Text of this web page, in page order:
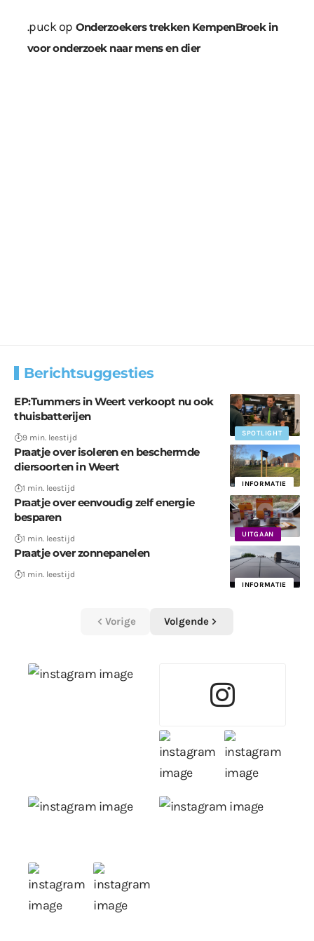
.puckop Onderzoekers trekken KempenBroek in
voor onderzoek naar mens en dier
Berichtsuggesties
SPOTLIGHT
EP:Tummers in Weert verkoopt nu ook
thuisbatterijen
9 min. leestijd
INFORMATIE
Praatje over isoleren en beschermde
diersoorten in Weert
1 min. leestijd
UITGAAN
Praatje over eenvoudig zelf energie
besparen
1 min. leestijd
INFORMATIE
Praatje over zonnepanelen
1 min. leestijd
Vorige Volgende